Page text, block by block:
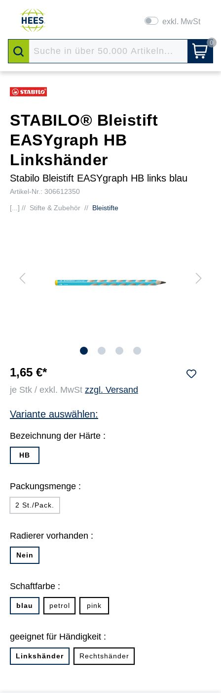
exkl. MwSt
0
STABILO® Bleistift
EASYgraph HB
Linkshänder
Stabilo Bleistift EASYgraph HB links blau
Artikel-Nr.: 306612350
[...] // Stifte & Zubehör // Bleistifte
1,65 €*
je Stk / exkl. MwSt zzgl. Versand
Variante auswählen:
Bezeichnung der Härte :
HB
Packungsmenge :
2 St./Pack.
Radierer vorhanden :
Nein
Schaftfarbe :
blau petrol pink
geeignet für Händigkeit :
Linkshänder Rechtshänder